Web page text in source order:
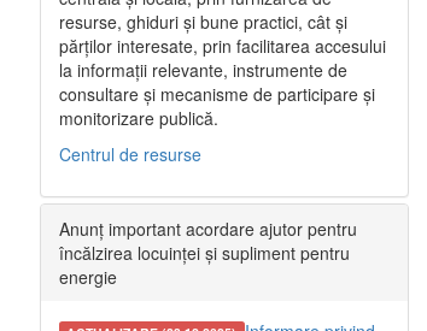
resurse, ghiduri și bune practici, cât și
părților interesate, prin facilitarea accesului
la informații relevante, instrumente de
consultare și mecanisme de participare și
monitorizare publică.
Centrul de resurse
Anunț important acordare ajutor pentru
încălzirea locuinței și supliment pentru
energie